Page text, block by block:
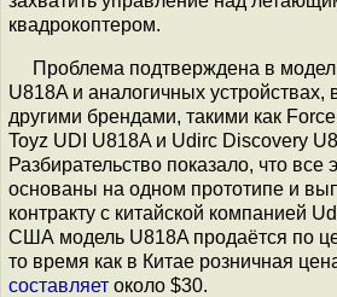
квадрокоптером.
Проблема подтверждена в
U818A и аналогичных
другими брендами, такими как
Toyz UDI U818A и Udirc Discovery
Разбирательство показало, что все
основаны на одном прототипе и
контракту с китайской компанией
США модель U818A продаётся по
то время как в Китае розничная
составляет около $30.